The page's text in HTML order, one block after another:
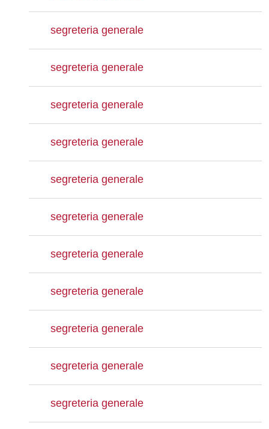
segreteria generale
segreteria generale
segreteria generale
segreteria generale
segreteria generale
segreteria generale
segreteria generale
segreteria generale
segreteria generale
segreteria generale
segreteria generale